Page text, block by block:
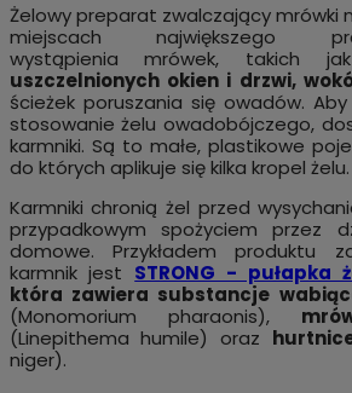
Żelowy preparat zwalczający mrówki
miejscach największego
wystąpienia mrówek, takich
uszczelnionych okien i drzwi,
ścieżek poruszania się owadów.
stosowanie żelu owadobójczego,
karmniki. Są to małe, plastikowe
do których aplikuje się kilka kropel żelu.
Karmniki chronią żel przed
przypadkowym spożyciem przez
domowe. Przykładem produktu
karmnik jest STRONG - pułapka
która zawiera substancje
(Monomorium pharaonis),
(Linepithema humile) oraz
niger).